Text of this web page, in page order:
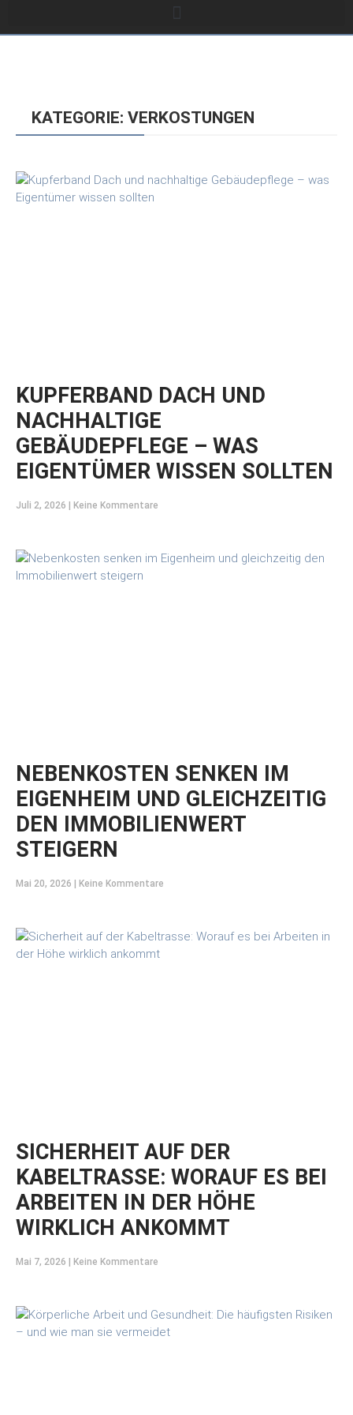
KATEGORIE: VERKOSTUNGEN
KUPFERBAND DACH UND
NACHHALTIGE
GEBÄUDEPFLEGE – WAS
EIGENTÜMER WISSEN SOLLTEN
Juli 2, 2026 Keine Kommentare
NEBENKOSTEN SENKEN IM
EIGENHEIM UND GLEICHZEITIG
DEN IMMOBILIENWERT
STEIGERN
Mai 20, 2026 Keine Kommentare
SICHERHEIT AUF DER
KABELTRASSE: WORAUF ES BEI
ARBEITEN IN DER HÖHE
WIRKLICH ANKOMMT
Mai 7, 2026 Keine Kommentare